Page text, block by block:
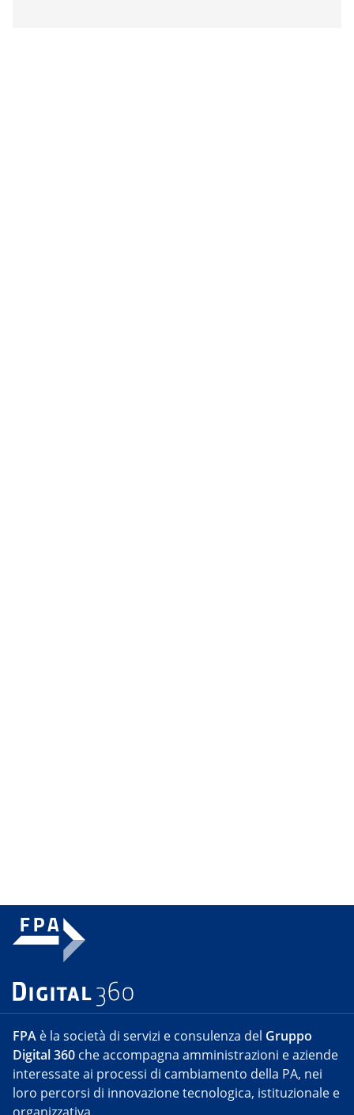
FPA è la società di servizi e consulenza del Gruppo
Digital 360 che accompagna amministrazioni e aziende
interessate ai processi di cambiamento della PA, nei
loro percorsi di innovazione tecnologica, istituzionale e